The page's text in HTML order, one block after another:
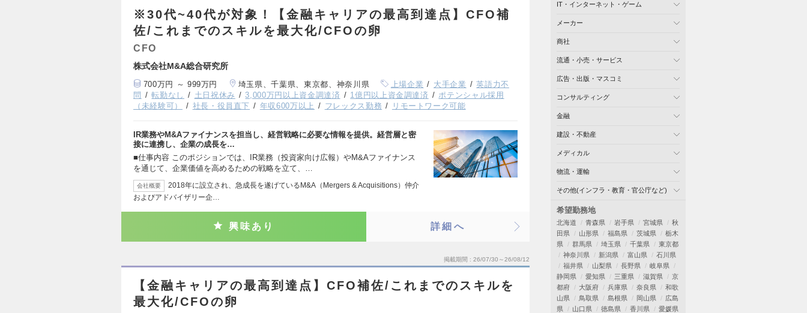
※30代~40代が対象！【金融キャリアの最高到達点】CFO補
佐/これまでのスキルを最大化/CFOの卵
CFO
株式会社M&A総合研究所
700万円 ～ 999万円 埼玉県、千葉県、東京都、神奈川県 上場企業 大手企業
英語力不
問
転勤なし 土日祝休み 3,000万円以上資金調達済 1億円以上資金調達済
ポテンシャル採用
（未経験可）
社長・役員直下 年収600万以上 フレックス勤務 リモートワーク可能
IR業務やM&Aファイナンスを担当し、経営戦略に必要な情報を提供。経営層と密
接に連携し、企業の成長を…
■仕事内容 このポジションでは、IR業務（投資家向け広報）やM&Aファイナンス
を通じて、企業価値を高めるための戦略を立て、…
会社概要
2018年に設立され、急成長を遂げているM&A（Mergers & Acquisitions）仲介
およびアドバイザリー企…
興味あり 詳細へ
掲載期間 26/07/30～26/08/12
【金融キャリアの最高到達点】CFO補佐/これまでのスキルを
最大化/CFOの卵
IT・インターネット・ゲーム
メーカー
商社
流通・小売・サービス
広告・出版・マスコミ
コンサルティング
金融
建設・不動産
メディカル
物流・運輸
その他(インフラ・教育・官公庁など)
希望勤務地
北海道 青森県 岩手県 宮城県
秋
田県
山形県 福島県 茨城県
栃木
県
群馬県 埼玉県 千葉県
東京都
神奈川県
新潟県 富山県
石川県
福井県
山梨県 長野県
岐阜県
静岡県
愛知県 三重県 滋賀県
京
都府
大阪府 兵庫県 奈良県
和歌
山県
鳥取県 島根県 岡山県
広島
県
山口県 徳島県 香川県
愛媛県